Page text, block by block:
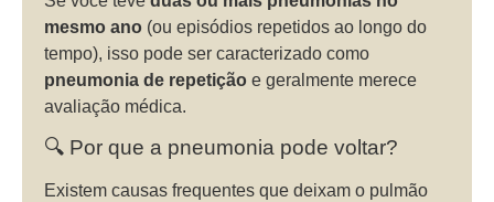
mesmo ano (ou episódios repetidos ao longo do
tempo), isso pode ser caracterizado como
pneumonia de repetição e geralmente merece
avaliação médica.
🔍 Por que a pneumonia pode voltar?
Existem causas frequentes que deixam o pulmão